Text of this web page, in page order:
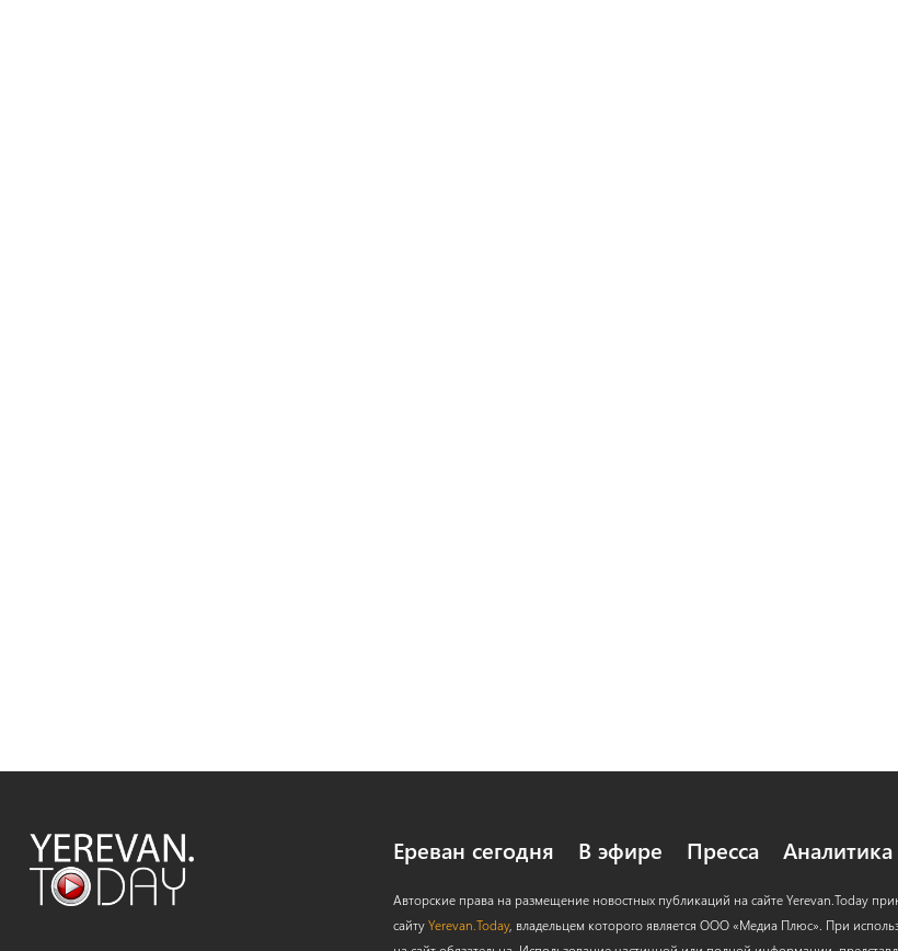
Ереван сегодня В эфире Пресса Аналитика
Авторские права на размещение новостных публикаций на сайте Yerevan.Today
сайтуYerevan.Today, владельцем которого является ООО «Медиа Плюс». При